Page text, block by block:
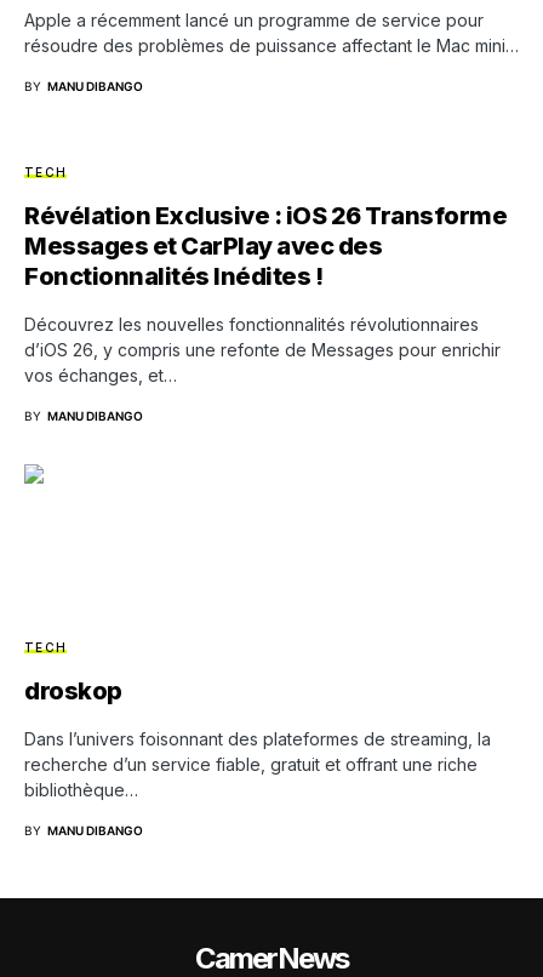
Apple a récemment lancé un programme de service pour
résoudre des problèmes de puissance affectant le Mac mini…
BY MANU DIBANGO
TECH
Révélation Exclusive : iOS 26 Transforme
Messages et CarPlay avec des
Fonctionnalités Inédites !
Découvrez les nouvelles fonctionnalités révolutionnaires
d’iOS 26, y compris une refonte de Messages pour enrichir
vos échanges, et…
BY MANU DIBANGO
TECH
droskop
Dans l’univers foisonnant des plateformes de streaming, la
recherche d’un service fiable, gratuit et offrant une riche
bibliothèque…
BY MANU DIBANGO
CamerNews